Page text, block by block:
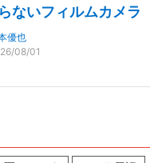
ないフィルムカメラ
優也
08/01